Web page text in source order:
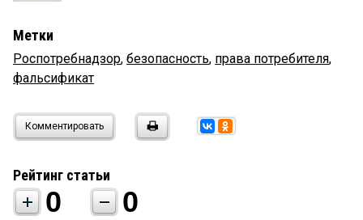
Метки
Роспотребнадзор, безопасность, права потребителя,
фальсификат
Комментировать
Рейтинг статьи
0 0